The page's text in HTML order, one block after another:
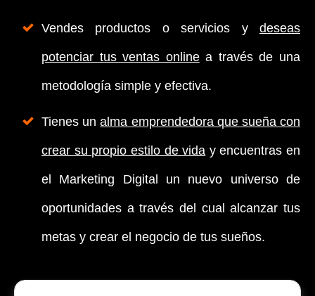
Vendes productos o servicios y deseas
potenciar tus ventas onlinea través de una
metodología simple y efectiva.
Tienes unalma emprendedora que sueña con
crear su propio estilo de vida y encuentras en
el Marketing Digital un nuevo universo de
oportunidades a través del cual alcanzar tus
metas y crear el negocio de tus sueños.